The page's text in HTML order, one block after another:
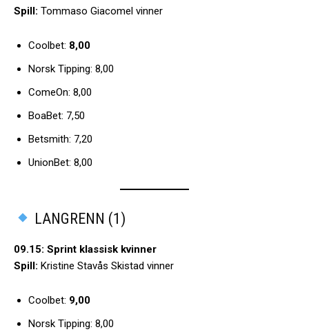
Spill: Tommaso Giacomel vinner
Coolbet: 8,00
Norsk Tipping: 8,00
ComeOn: 8,00
BoaBet: 7,50
Betsmith: 7,20
UnionBet: 8,00
LANGRENN (1)
09.15: Sprint klassisk kvinner
Spill: Kristine Stavås Skistad vinner
Coolbet: 9,00
Norsk Tipping: 8,00